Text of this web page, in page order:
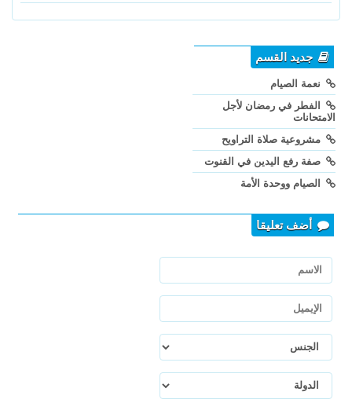
جديد القسم
نعمة الصيام
الفطر في رمضان لأجل
الامتحانات
مشروعية صلاة التراويح
صفة رفع اليدين في القنوت
الصيام ووحدة الأمة
أضف تعليقا